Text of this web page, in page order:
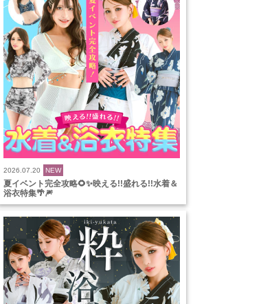
2026.07.20 NEW
夏イベント完全攻略🌻✨映える!!盛れる!!水着＆
浴衣特集🌴🎆